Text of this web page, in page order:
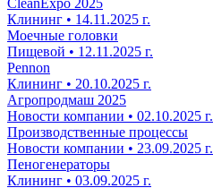
Клининг • 14.11.2025 г.
Моечные головки
Пищевой • 12.11.2025 г.
Pennon
Клининг • 20.10.2025 г.
Агропродмаш 2025
Новости компании • 02.10.2025 г.
Производственные процессы
Новости компании • 23.09.2025 г.
Пеногенераторы
Клининг • 03.09.2025 г.